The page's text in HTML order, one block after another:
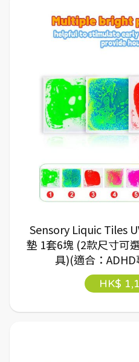
Sensory Liquic Tiles
墊 1套6塊 (2款尺寸可
具)(適合：
HK$